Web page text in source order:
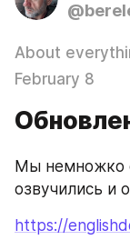
About
February 8
Мы немножко
озвучились и
https://